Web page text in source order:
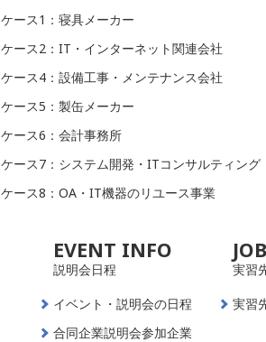
ケース1：寝具メーカー
ケース2：IT・インターネット関連会社
ケース4：設備工事・メンテナンス会社
ケース5：製缶メーカー
ケース6：会計事務所
ケース7：システム開発・ITコンサルティング
ケース8：OA・IT機器のリユース事業
EVENT INFO
説明会日程
イベント・説明会の日程
合同企業説明会参加企業
実習
実習